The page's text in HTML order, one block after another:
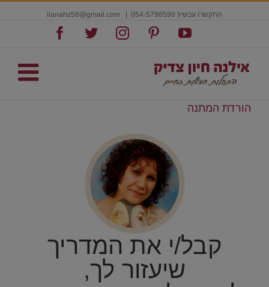
התקשרו עכשיו! 054-5798599
YouTube
Pinterest
Instagram
Twitter
הורדת המתנה
קבל/י את המדריך
שיעזור לך,